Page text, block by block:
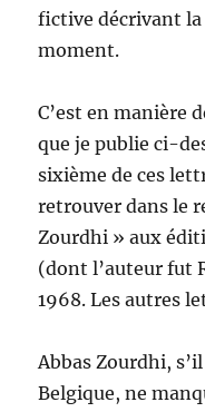
fictive décrivant
moment.
C’est en manière
que je publie ci-
sixième de ces
retrouver dans le
Zourdhi » aux
(dont l’auteur fut
1968. Les autres
Abbas Zourdhi,
Belgique, ne